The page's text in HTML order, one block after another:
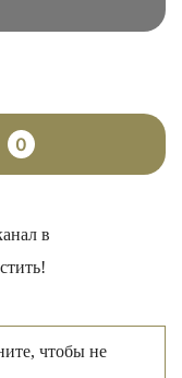
0
в
чтобы не